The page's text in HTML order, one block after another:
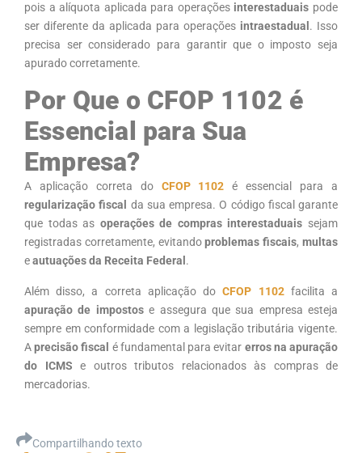
pois a alíquota aplicada para operações interestaduais pode
ser diferente da aplicada para operações intraestadual . Isso
precisa ser considerado para garantir que o imposto seja
apurado corretamente.
Por Que o CFOP 1102 é
Essencial para Sua
Empresa?
A aplicação correta do CFOP 1102
é essencial para a
regularização fiscal
da sua empresa. O código fiscal garante
que todas as operações de compras interestaduais sejam
registradas corretamente, evitandoproblemas fiscais,multas
eautuações da Receita Federal .
Além disso, a correta aplicação doCFOP 1102 facilita a
apuração de impostose assegura que sua empresa esteja
sempre em conformidade com a legislação tributária vigente.
Aprecisão fiscal é fundamental para evitar erros na apuração
do ICMS e outros tributos relacionados às compras de
mercadorias.
Compartilhando texto